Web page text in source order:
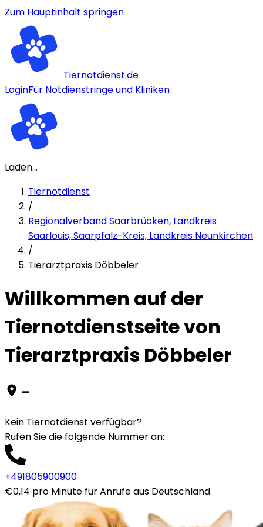
Zum Hauptinhalt springen
Tiernotdienst.de
LoginFür Notdienstringe und Kliniken
Laden...
Tiernotdienst
/
Regionalverband Saarbrücken, Landkreis
Saarlouis, Saarpfalz-Kreis, Landkreis Neunkirchen
/
Tierarztpraxis Döbbeler
Willkommen auf der
Tiernotdienstseite von
Tierarztpraxis Döbbeler
-
Kein Tiernotdienst verfügbar?
Rufen Sie die folgende Nummer an:
+491805900900
€0,14 pro Minute für Anrufe aus Deutschland